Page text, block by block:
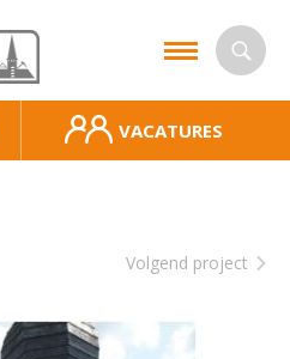
VACATURES
Volgend project